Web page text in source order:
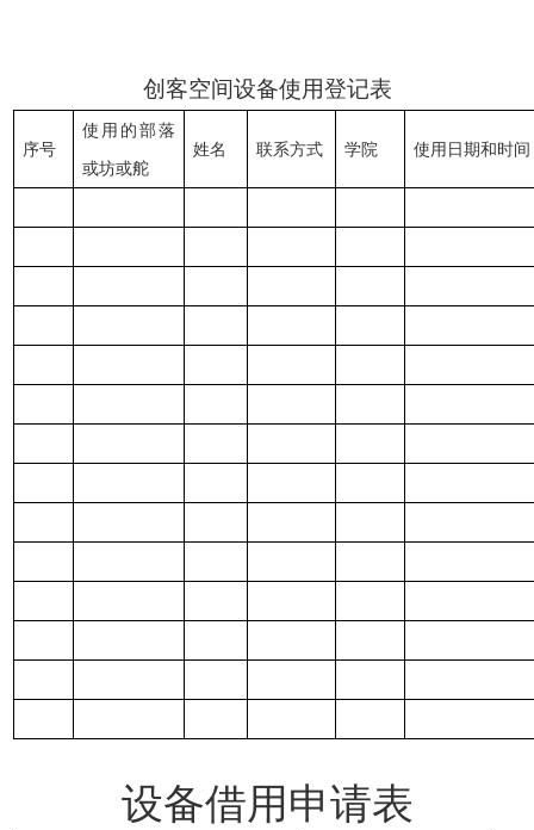
创客空间设备使用登记表
序号
使用的部落
或坊或舵
姓名 联系方式 学院 使用日期和时间
设备借用申请表